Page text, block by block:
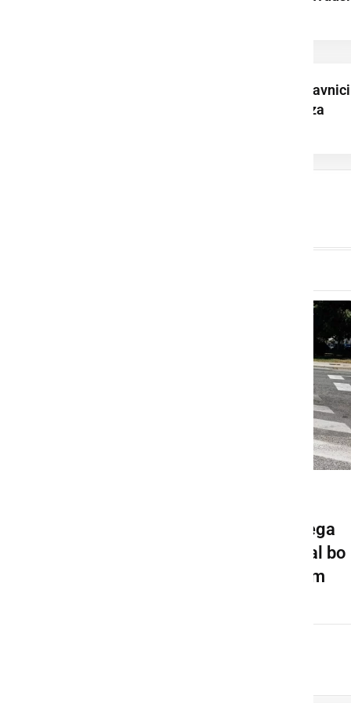
Pri Sv. Juriju ob Ščavnici
pripravili sprejem za
Pričela se bo gradnja novega
krožišča v Ljutomeru, veljal bo
spremenjen prometni režim